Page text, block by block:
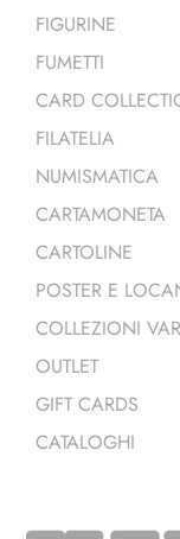
FIGURINE
FUMETTI
CARD
FILATELIA
NUMISMATICA
CARTAMONETA
CARTOLINE
POSTER E
COLLEZIONI
OUTLET
GIFT CARDS
CATALOGHI